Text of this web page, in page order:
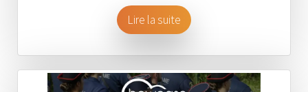
Lire la suite